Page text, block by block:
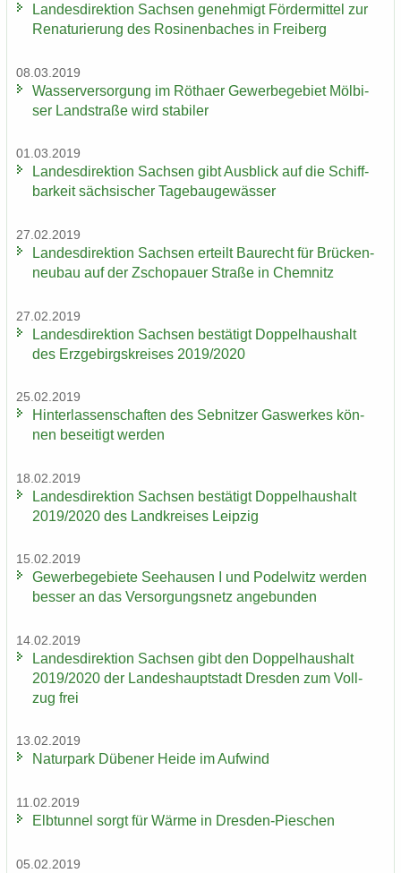
Lan­des­di­rek­ti­on Sach­sen ge­neh­migt För­der­mit­tel zur
Re­na­tu­rie­rung des Ro­si­nen­ba­ches in Frei­berg
08.03.2019
Was­ser­ver­sor­gung im Rö­tha­er Ge­wer­be­ge­biet Möl­bi­
ser Land­stra­ße wird sta­bi­ler
01.03.2019
Lan­des­di­rek­ti­on Sach­sen gibt Aus­blick auf die Schiff­
bar­keit säch­si­scher Ta­ge­bau­ge­wäs­ser
27.02.2019
Lan­des­di­rek­ti­on Sach­sen er­teilt Bau­recht für Brü­cken­
neu­bau auf der Zscho­pau­er Stra­ße in Chem­nitz
27.02.2019
Lan­des­di­rek­ti­on Sach­sen be­stä­tigt Dop­pel­haus­halt
des Erz­ge­birgs­krei­ses 2019/2020
25.02.2019
Hin­ter­las­sen­schaf­ten des Seb­nit­zer Gas­wer­kes kön­
nen be­sei­tigt wer­den
18.02.2019
Lan­des­di­rek­ti­on Sach­sen be­stä­tigt Dop­pel­haus­halt
2019/2020 des Land­krei­ses Leip­zig
15.02.2019
Ge­wer­be­ge­bie­te See­hau­sen I und Po­del­witz wer­den
bes­ser an das Ver­sor­gungs­netz an­ge­bun­den
14.02.2019
Lan­des­di­rek­ti­on Sach­sen gibt den Dop­pel­haus­halt
2019/2020 der Lan­des­haupt­stadt Dres­den zum Voll­
zug frei
13.02.2019
Na­tur­park Dü­be­ner Heide im Auf­wind
11.02.2019
Elb­tun­nel sorgt für Wärme in Dresden-​Pieschen
05.02.2019